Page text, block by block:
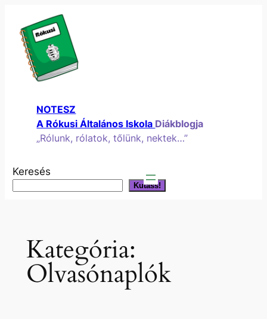
tartalomhoz
NOTESZ
A Rókusi Általános Iskola Diákblogja
„Rólunk, rólatok, tőlünk, nektek…”
Keresés
Kutass!
Kategória:
Olvasónaplók